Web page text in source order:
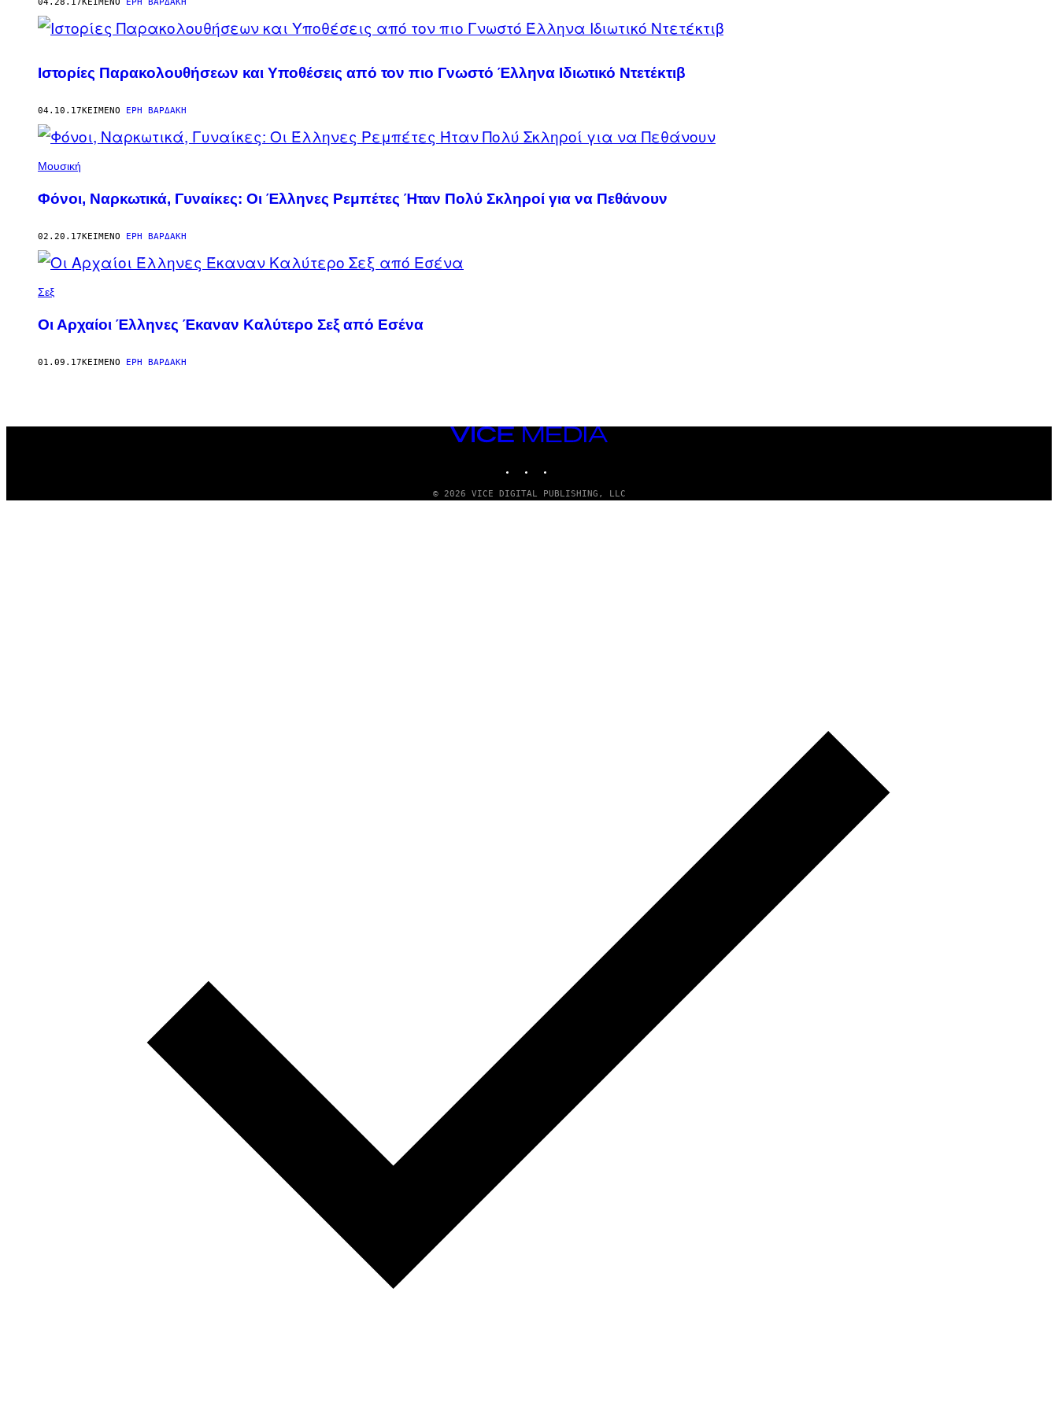
AUTHOR
04.28.17ΚΕΊΜΕΝΟ ΈΡΗ ΒΑΡΔΆΚΗ
Ιστορίες Παρακολουθήσεων και Υποθέσεις από τον πιο Γνωστό Έλληνα Ιδιωτικό Ντετέκτιβ
04.10.17ΚΕΊΜΕΝΟ ΈΡΗ ΒΑΡΔΆΚΗ
Μουσική
Φόνοι, Ναρκωτικά, Γυναίκες: Οι Έλληνες Ρεμπέτες Ήταν Πολύ Σκληροί για να Πεθάνουν
02.20.17ΚΕΊΜΕΝΟ ΈΡΗ ΒΑΡΔΆΚΗ
Σεξ
Οι Αρχαίοι Έλληνες Έκαναν Καλύτερο Σεξ από Εσένα
01.09.17ΚΕΊΜΕΝΟ ΈΡΗ ΒΑΡΔΆΚΗ
VICE
© 2026 VICE DIGITAL PUBLISHING, LLC